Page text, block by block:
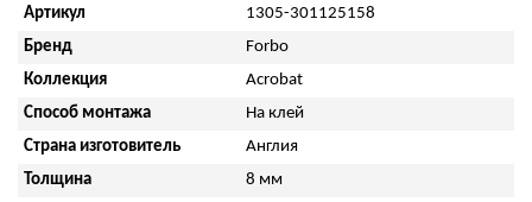
Артикул
1305-301125158
Бренд
Forbo
Коллекция
Acrobat
Способ монтажа
На клей
Страна изготовитель
Англия
Толщина
8 мм